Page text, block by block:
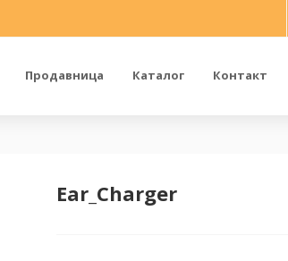
Продавница Каталог Контакт
Ear_Charger